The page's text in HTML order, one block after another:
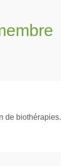
de biothérapies.